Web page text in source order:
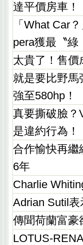
達平價房車！
「What Car
pera獲最〝綠
太貴了！售價
就是要比野馬
強至580hp！
真要撕破臉？
是違約行為！
合作愉快再繼
6年
Charlie
Adrian Sutil
傳聞荷蘭富豪
LOTUS-